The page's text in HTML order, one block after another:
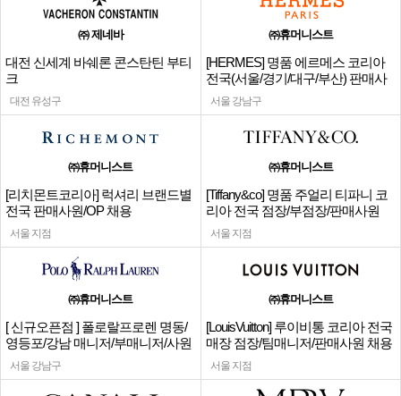
㈜ 제네바
대전 신세계 바쉐론 콘스탄틴 부티
크
대전 유성구
㈜휴머니스트
[HERMES] 명품 에르메스 코리아
전국(서울/경기/대구/부산) 판매사
원
서울 강남구
㈜휴머니스트
[리치몬트코리아] 럭셔리 브랜드별
전국 판매사원/OP 채용
서울 지점
㈜휴머니스트
[Tiffany&co] 명품 주얼리 티파니 코
리아 전국 점장/부점장/판매사원
서울 지점
㈜휴머니스트
[ 신규오픈점 ] 폴로랄프로렌 명동/
영등포/강남 매니저/부매니저/사원
서울 강남구
㈜휴머니스트
[LouisVuitton] 루이비통 코리아 전국
매장 점장/팀매니저/판매사원 채용
서울 지점